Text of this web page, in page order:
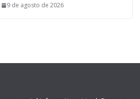
9 de agosto de 2026